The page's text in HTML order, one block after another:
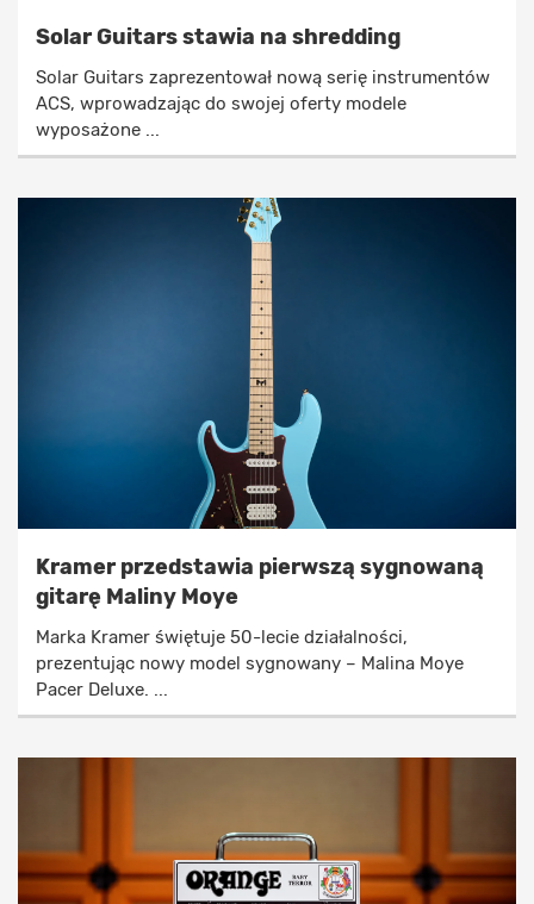
Solar Guitars stawia na shredding
Solar Guitars zaprezentował nową serię instrumentów
ACS, wprowadzając do swojej oferty modele
wyposażone ...
Kramer przedstawia pierwszą sygnowaną
gitarę Maliny Moye
Marka Kramer świętuje 50-lecie działalności,
prezentując nowy model sygnowany – Malina Moye
Pacer Deluxe. ...